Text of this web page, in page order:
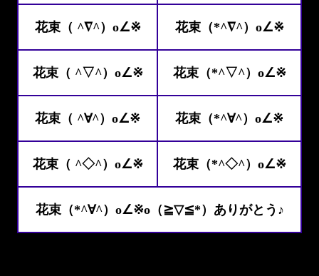
花束（ ^∇^）o∠※ 花束（*^∇^）o∠※
花束（ ^▽^）o∠※ 花束（*^▽^）o∠※
花束（ ^∀^）o∠※ 花束（*^∀^）o∠※
花束（ ^◇^）o∠※ 花束（*^◇^）o∠※
花束（*^∀^）o∠※o（≧▽≦*）ありがとう♪